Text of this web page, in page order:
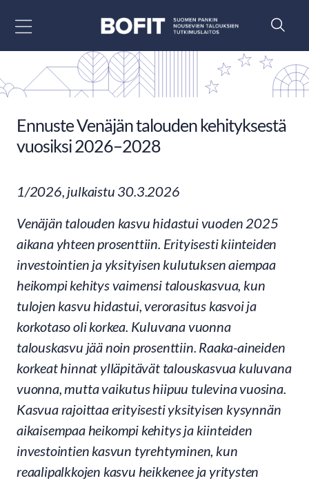
Ennuste Venäjän talouden kehityksestä
vuosiksi 2026–2028
1/2026, julkaistu 30.3.2026
Venäjän talouden kasvu hidastui vuoden 2025
aikana yhteen prosenttiin. Erityisesti kiinteiden
investointien ja yksityisen kulutuksen aiempaa
heikompi kehitys vaimensi talouskasvua, kun
tulojen kasvu hidastui, verorasitus kasvoi ja
korkotaso oli korkea. Kuluvana vuonna
talouskasvu jää noin prosenttiin. Raaka-aineiden
korkeat hinnat ylläpitävät talouskasvua kuluvana
vuonna, mutta vaikutus hiipuu tulevina vuosina.
Kasvua rajoittaa erityisesti yksityisen kysynnän
aikaisempaa heikompi kehitys ja kiinteiden
investointien kasvun tyrehtyminen, kun
reaalipalkkojen kasvu heikkenee ja yritysten